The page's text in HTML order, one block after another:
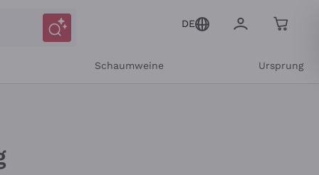
DE
Schaumweine Ursprung